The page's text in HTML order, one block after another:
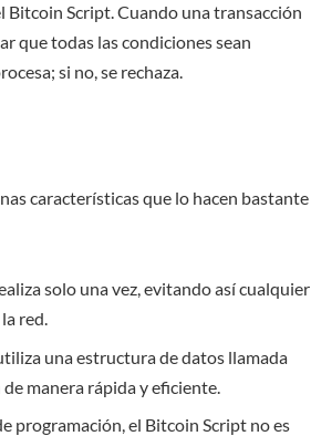
Bitcoin Script. Cuando una transacción
que todas las condiciones sean
si no, se rechaza.
características que lo hacen bastante
solo una vez, evitando así cualquier
red.
una estructura de datos llamada
manera rápida y eficiente.
programación, el Bitcoin Script no es